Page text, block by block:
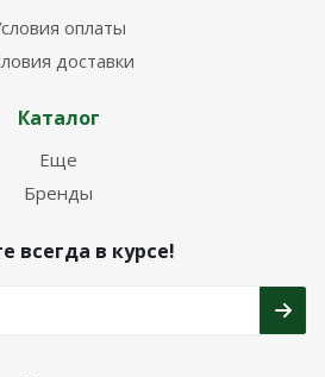
оплаты
доставки
Каталог
Еще
Бренды
всегда в курсе!